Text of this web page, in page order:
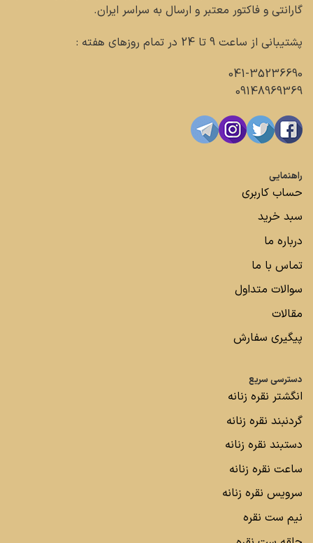
گارانتی و فاکتور معتبر و ارسال به سراسر ایران.
پشتیبانی از ساعت 9 تا 24 در تمام روزهای هفته :
041-35236690
09148969369
راهنمایی
حساب کاربری
سبد خرید
درباره ما
تماس با ما
سوالات متداول
مقالات
پیگیری سفارش
دسترسی سریع
انگشتر نقره زنانه
گردنبند نقره زنانه
دستبند نقره زنانه
ساعت نقره زنانه
سرویس نقره زنانه
نیم ست نقره